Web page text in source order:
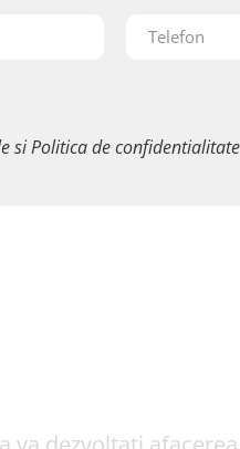
siPolitica de confidentialitate